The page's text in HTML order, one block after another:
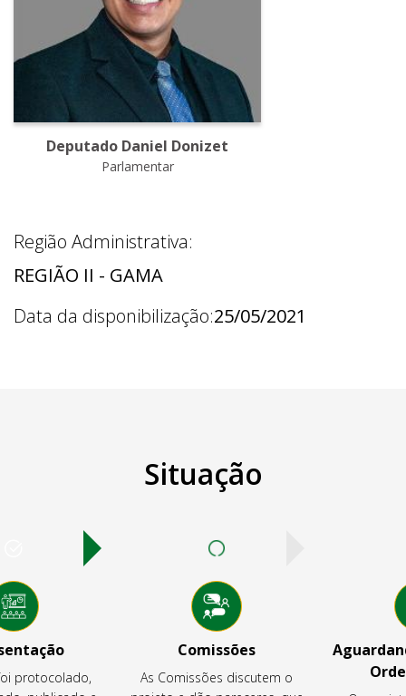
Deputado Daniel Donizet
Parlamentar
Região Administrativa:
REGIÃO II - GAMA
Data da disponibilização:25/05/2021
Situação
protocolado,
Comissões
As Comissões discutem o